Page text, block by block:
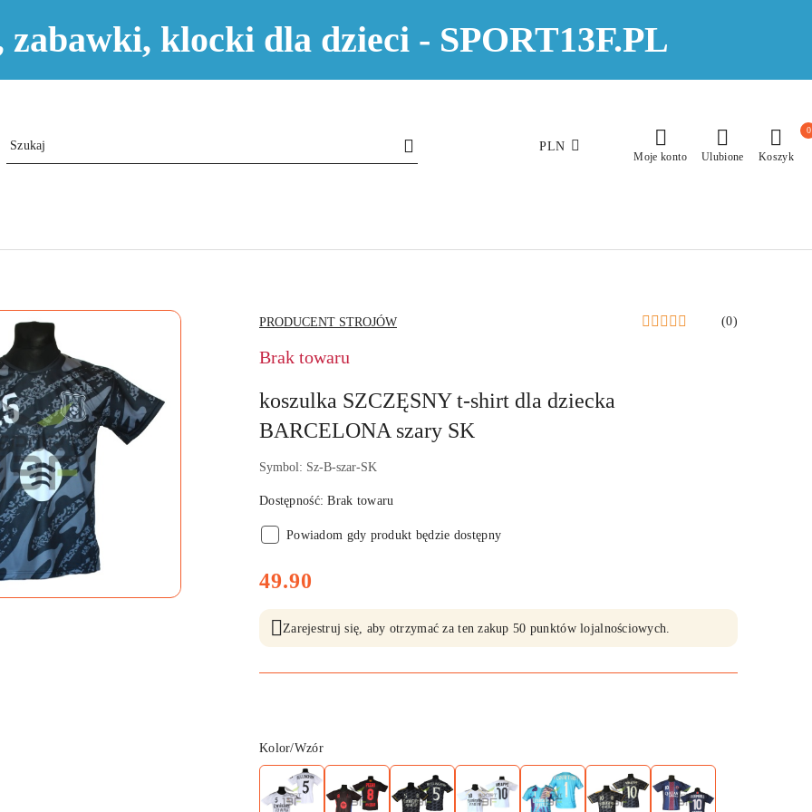
zabawki, klocki dla dzieci - SPORT13F.PL
PLN
Moje konto Ulubione Koszyk
0
NAZWA
PRODUCENTA:
PRODUCENT STROJÓW (0)
Brak towaru
koszulka SZCZĘSNY t-shirt dla dziecka
BARCELONA szary SK
Symbol: Sz-B-szar-SK
Dostępność:Brak towaru
Powiadom gdy produkt będzie dostępny
cena:
49.90
Zarejestruj się, aby otrzymać za ten zakup 50 punktów lojalnościowych.
Wariant
Kolor/Wzór